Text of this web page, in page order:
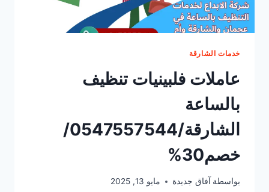
خدمات الشارقة
عاملات فلبينيات تنظيف
بالساعة
الشارقة/0547557544/
خصم30%
بواسطة آفاق جديدة مايو 13, 2025